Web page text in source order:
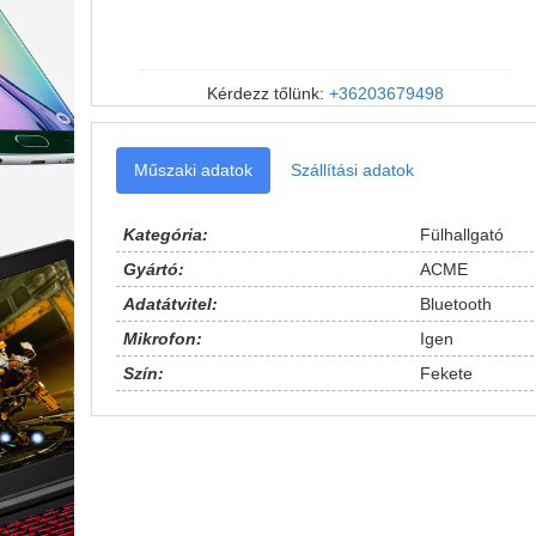
Kérdezz tőlünk: +36203679498
Műszaki adatok Szállítási adatok
Kategória:
Fülhallgató
Gyártó:
ACME
Adatátvitel:
Bluetooth
Mikrofon:
Igen
Szín:
Fekete